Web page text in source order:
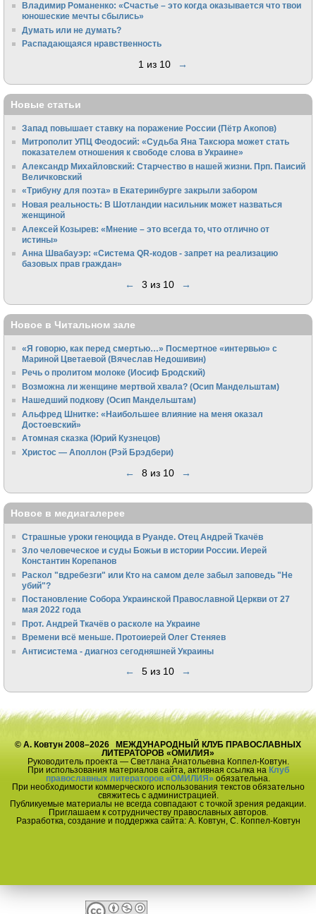
Владимир Романенко: «Счастье – это когда оказывается что твои
юношеские мечты сбылись»
Думать или не думать?
Распадающаяся нравственность
1 из 10 →
Новые статьи
Запад повышает ставку на поражение России (Пётр Акопов)
Митрополит УПЦ Феодосий: «Судьба Яна Таксюра может стать
показателем отношения к свободе слова в Украине»
Алек­сандр Михайловский: Старчество в нашей жизни. Прп. Паисий
Величковский
«Трибуну для поэта» в Екатеринбурге закрыли забором
Новая реальность: В Шотландии насильник может назваться
женщиной
Алексей Козырев: «Мнение – это всегда то, что отлично от
истины»
Анна Швабауэр: «Система QR-кодов - запрет на реализацию
базовых прав граждан»
← 3 из 10 →
Новое в Читальном зале
«Я говорю, как перед смертью…» Посмертное «интервью» с
Мариной Цветаевой (Вячеслав Недошивин)
Речь о пролитом молоке (Иосиф Бродский)
Возможна ли женщине мертвой хвала? (Осип Мандельштам)
Нашедший подкову (Осип Мандельштам)
Альфред Шнитке: «Наибольшее влияние на меня оказал
Достоевский»
Атомная сказка (Юрий Кузнецов)
Христос — Аполлон (Рэй Брэдбери)
← 8 из 10 →
Новое в медиагалерее
Страшные уроки геноцида в Руанде. Отец Андрей Ткачёв
Зло человеческое и суды Божьи в истории России. Иерей
Константин Корепанов
Раскол "вдребезги" или Кто на самом деле забыл заповедь "Не
убий"?
Постановление Собора Украинской Православной Церкви от 27
мая 2022 года
Прот. Андрей Ткачёв о расколе на Украине
Времени всё меньше. Протоиерей Олег Стеняев
Антисистема - диагноз сегодняшней Украины
← 5 из 10 →
© А. Ковтун 2008–2026 МЕЖДУНАРОДНЫЙ КЛУБ ПРАВОСЛАВНЫХ
ЛИТЕРАТОРОВ «ОМИЛИЯ»
Руководитель проекта — Светлана Анатольевна Коппел-Ковтун.
При использования материалов сайта, активная ссылка на Клуб
православных литераторов «ОМИЛИЯ» обязательна.
При необходимости коммерческого использования текстов обязательно
свяжитесь с администрацией.
Публикуемые материалы не всегда совпадают с точкой зрения редакции.
Приглашаем к сотрудничеству православных авторов.
Разработка, создание и поддержка сайта: А. Ковтун, С. Коппел-Ковтун